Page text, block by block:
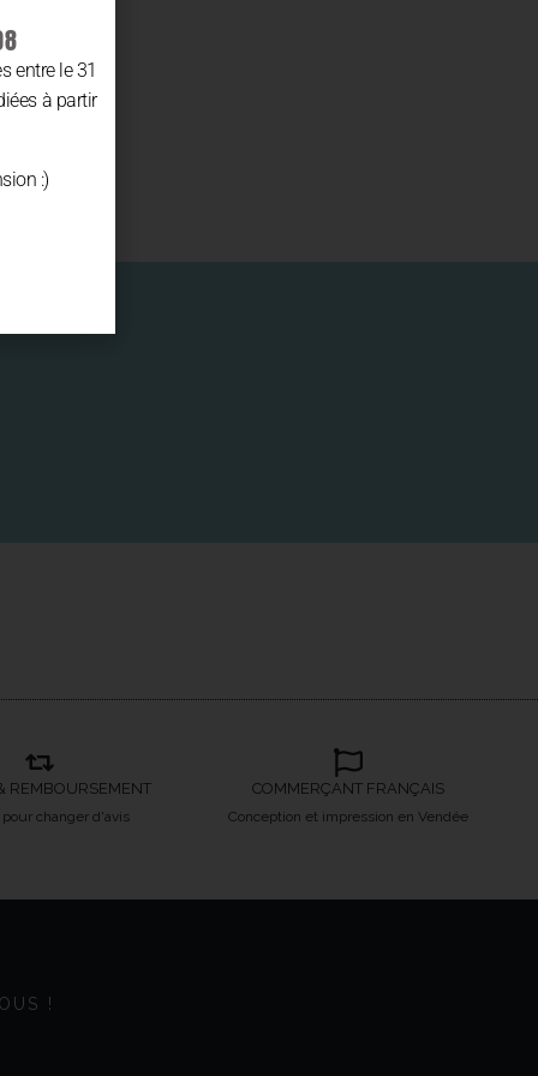
REMBOURSEMENT
pour changer d'avis
COMMERÇANT FRANÇAIS
Conception et impression en Vendée
!
entre le 31
à partir
:)